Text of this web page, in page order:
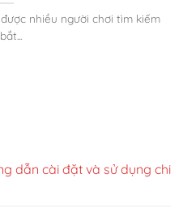
nhiều người chơi tìm kiếm
dẫn cài đặt và sử dụng chi